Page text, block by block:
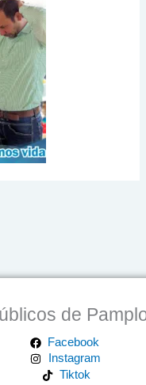
de
Facebook
Instagram
Tiktok